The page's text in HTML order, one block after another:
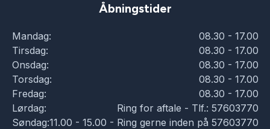
Åbningstider
Mandag:
08.30 - 17.00
Tirsdag:
08.30 - 17.00
Onsdag:
08.30 - 17.00
Torsdag:
08.30 - 17.00
Fredag:
08.30 - 17.00
Lørdag:
Ring for aftale - Tlf.: 57603770
Søndag:11.00 - 15.00 - Ring gerne inden på 57603770